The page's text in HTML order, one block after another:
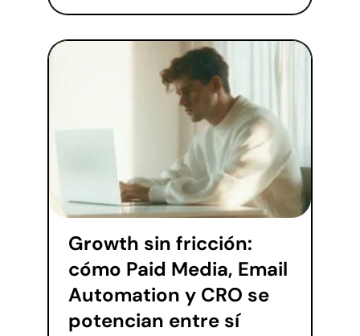
Growth sin fricción:
cómo Paid Media, Email
Automation y CRO se
potencian entre sí